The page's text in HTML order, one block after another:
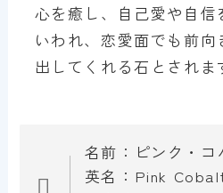
心を癒し、自己愛や自信
いわれ、恋愛面でも前
出してくれる石とされま
名前：ピンク・コ
英名：Pink